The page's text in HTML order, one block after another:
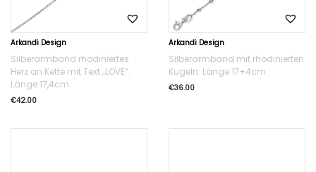
Arkandi Design
Silberarmband rhodiniertes
Herz an Kette mit Text „LOVE“.
Länge 17,4cm.
€42.00
Arkandi Design
Silberarmband mit rhodinierten
Kugeln. Länge 17+4cm.
€36.00